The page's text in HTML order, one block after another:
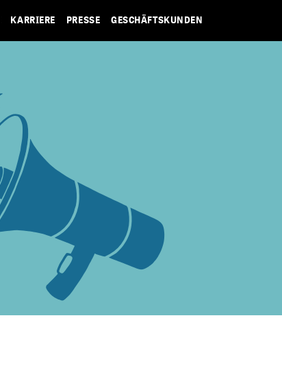
KARRIERE PRESSE GESCHÄFTSKUNDEN